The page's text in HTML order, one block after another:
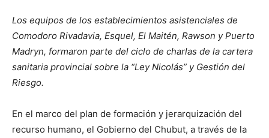
Los equipos de los establecimientos asistenciales de
Comodoro Rivadavia, Esquel, El Maitén, Rawson y Puerto
Madryn, formaron parte del ciclo de charlas de la cartera
sanitaria provincial sobre la “Ley Nicolás” y Gestión del
Riesgo.
En el marco del plan de formación y jerarquización del
recurso humano, el Gobierno del Chubut, a través de la